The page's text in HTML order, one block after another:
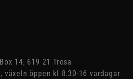
14, 619 21 Trosa
växeln öppen kl 8.30-16 vardagar